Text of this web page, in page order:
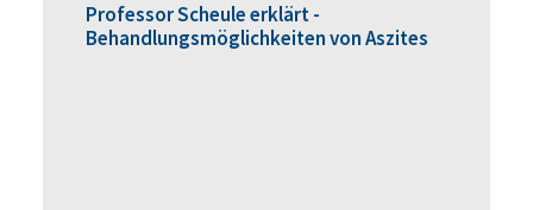
Professor Scheule erklärt -
Behandlungsmöglichkeiten von Aszites